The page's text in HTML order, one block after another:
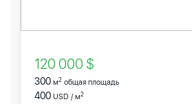
120 000 $
300 м2 общая площадь
400 USD / м2